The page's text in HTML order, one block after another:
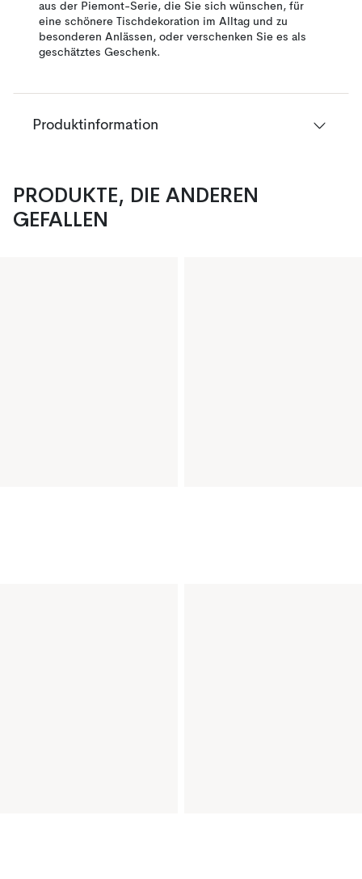
aus der Piemont-Serie, die Sie sich wünschen, für
eine schönere Tischdekoration im Alltag und zu
besonderen Anlässen, oder verschenken Sie es als
geschätztes Geschenk.
Produktinformation
PRODUKTE, DIE ANDEREN
GEFALLEN